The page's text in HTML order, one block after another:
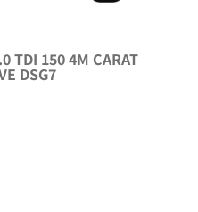
TDI 150 4M CARAT
DSG7